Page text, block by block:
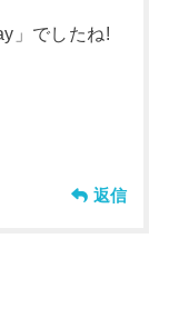
」でしたね!
返信